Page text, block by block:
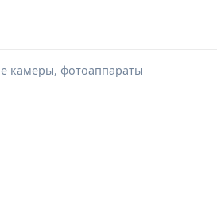
камеры, фотоаппараты